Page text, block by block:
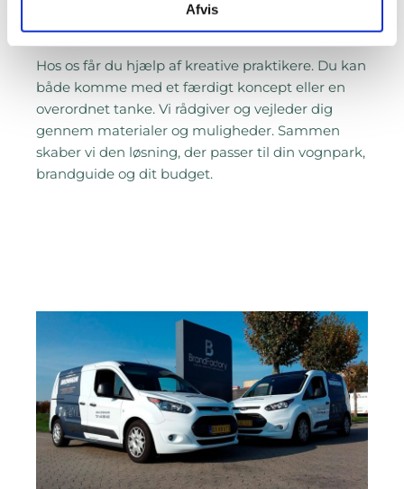
Afvis
Du sætter kursen
Hos os får du hjælp af kreative praktikere. Du kan
både komme med et færdigt koncept eller en
overordnet tanke. Vi rådgiver og vejleder dig
gennem materialer og muligheder. Sammen
skaber vi den løsning, der passer til din vognpark,
brandguide og dit budget.